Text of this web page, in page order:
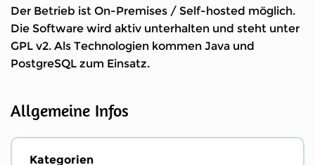
Der Betrieb ist On-Premises / Self-hosted möglich.
Die Software wird aktiv unterhalten und steht unter
GPL v2. Als Technologien kommen Java und
PostgreSQL zum Einsatz.
Allgemeine Infos
Kategorien